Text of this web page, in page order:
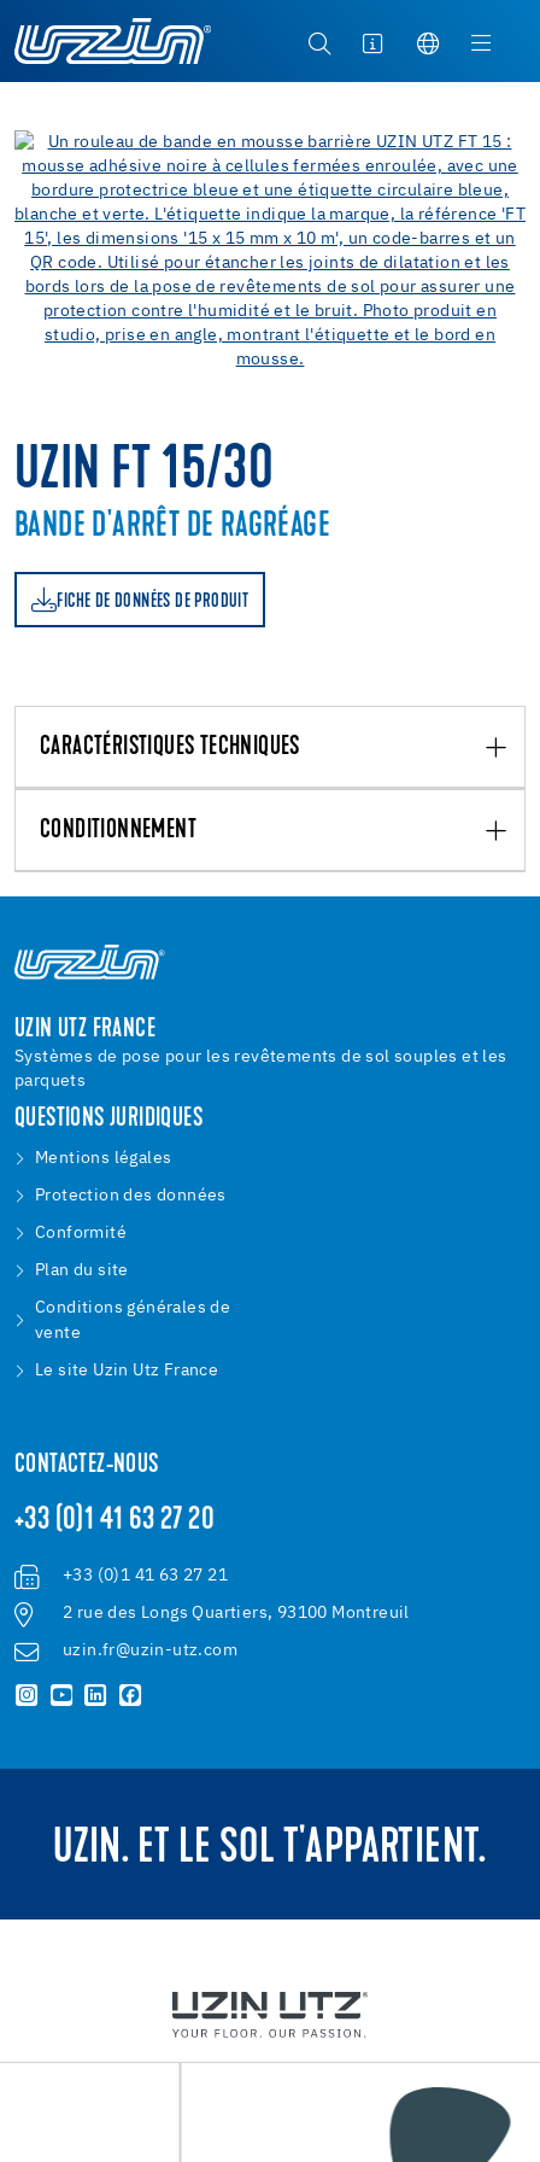
UZIN FT 15/30
BANDE D'ARRÊT DE RAGRÉAGE
FICHE DE DONNÉES DE PRODUIT
CARACTÉRISTIQUES TECHNIQUES
CONDITIONNEMENT
UZIN UTZ FRANCE
Systèmes de pose pour les revêtements de sol souples et les
parquets
QUESTIONS JURIDIQUES
Mentions légales
Protection des données
Conformité
Plan du site
Conditions générales de
vente
Le site Uzin Utz France
CONTACTEZ-NOUS
+33 (0)1 41 63 27 20
+33 (0)1 41 63 27 21
2 rue des Longs Quartiers, 93100 Montreuil
uzin.fr@uzin-utz.com
UZIN. ET LE SOL T'APPARTIENT.